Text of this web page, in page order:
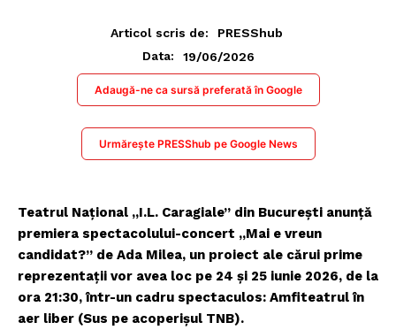
Articol scris de:
PRESShub
Data:
19/06/2026
Adaugă-ne ca sursă preferată în Google
Urmărește PRESShub pe Google News
Teatrul Național „I.L. Caragiale” din București anunță
premiera spectacolului-concert „Mai e vreun
candidat?” de Ada Milea, un proiect ale cărui prime
reprezentații vor avea loc pe 24 și 25 iunie 2026, de la
ora 21:30, într-un cadru spectaculos: Amfiteatrul în
aer liber (Sus pe acoperișul TNB).